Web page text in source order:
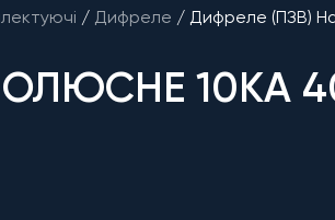
/ Дифреле / Дифреле (ПЗВ)
10KА